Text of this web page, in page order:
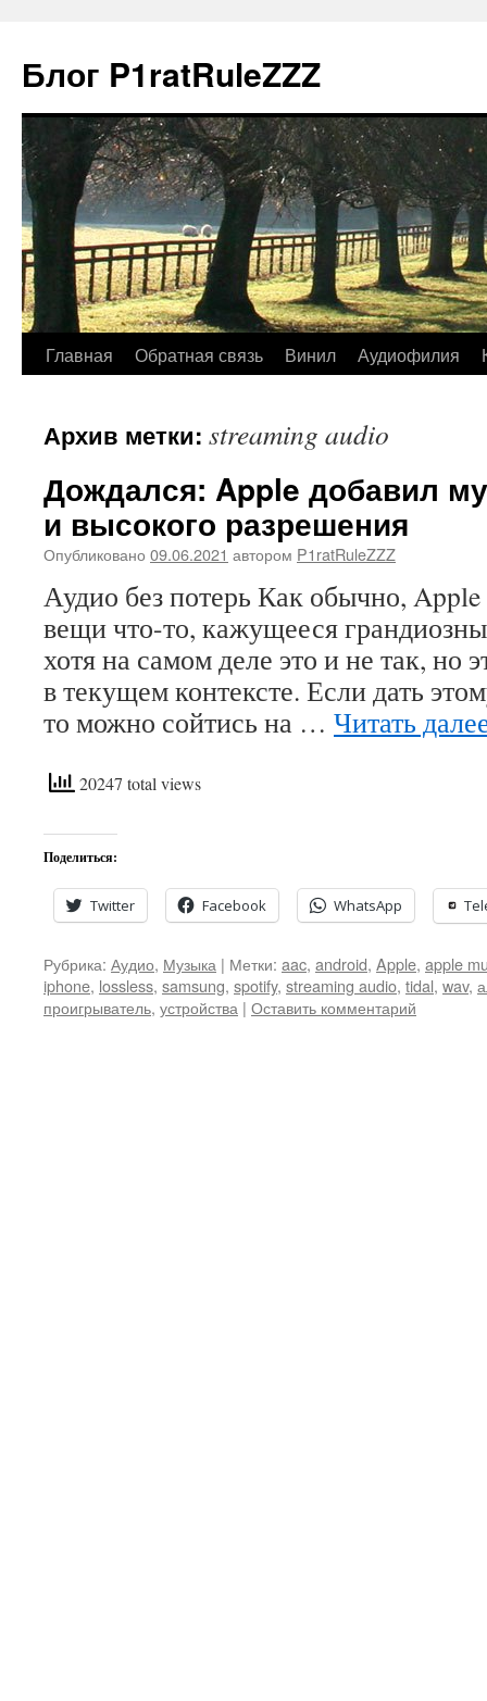
Блог P1ratRuleZZZ
Главная Обратная связь Винил Аудиофилия
Архив метки: streaming audio
Дождался: Apple добавил
и высокого разрешения
Опубликовано 09.06.2021 автором P1ratRuleZZZ
Аудио без потерь Как обычно,
вещи что-то, кажущееся
хотя на самом деле это и не так, но
в текущем контексте. Если дать
то можно сойтись на … Читать
20247 total views
Поделиться:
Twitter Facebook WhatsApp
Рубрика: Аудио, Музыка | Метки: aac, android, Apple, apple
iphone, lossless, samsung, spotify, streaming audio, tidal, wav,
проигрыватель, устройства | Оставить комментарий